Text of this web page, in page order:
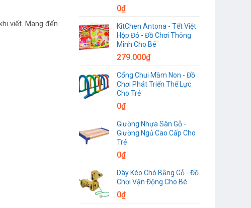
viết. Mang đến
0₫
KitChen Antona - Tết Việt
Hộp Đỏ - Đồ Chơi Thông
Minh Cho Bé
279.000₫
Cổng Chui Mầm Non - Đồ
Chơi Phát Triển Thể Lực
Cho Trẻ
0₫
Giường Nhựa Sàn Gỗ -
Giường Ngủ Cao Cấp Cho
Trẻ
0₫
Dây Kéo Chó Bằng Gỗ - Đồ
Chơi Vận Động Cho Bé
0₫